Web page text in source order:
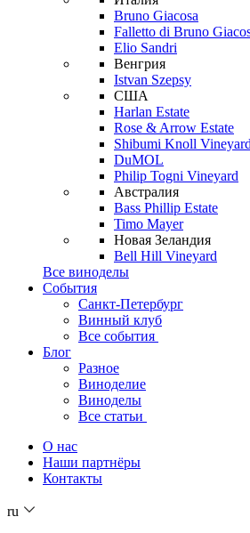
Bruno Giacosa
Falletto di Bruno
Elio Sandri
Венгрия
Istvan Szepsy
США
Harlan Estate
Rose & Arrow Estate
Shibumi Knoll
DuMOL
Philip Togni Vineyard
Австралия
Bass Phillip Estate
Timo Mayer
Новая Зеландия
Bell Hill Vineyard
Все виноделы
События
Санкт-Петербург
Винный клуб
Все события
Блог
Разное
Виноделие
Виноделы
Все статьи
О нас
Наши партнёры
Контакты
ru